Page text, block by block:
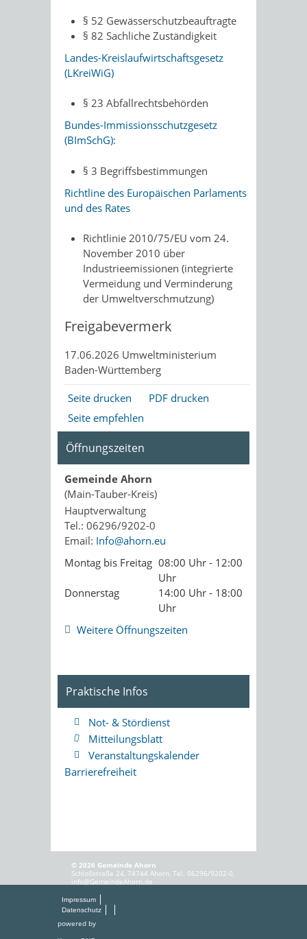
§ 52 Gewässerschutzbeauftragte
§ 82 Sachliche Zuständigkeit
Landes-Kreislaufwirtschaftsgesetz
(LKreiWiG)
§ 23 Abfallrechtsbehörden
Bundes-Immissionsschutzgesetz
(BImSchG):
§ 3 Begriffsbestimmungen
Richtline des Europäischen Parlaments
und des Rates
Richtlinie 2010/75/EU vom 24.
November 2010 über
Industrieemissionen (integrierte
Vermeidung und Verminderung
der Umweltverschmutzung)
Freigabevermerk
17.06.2026 Umweltministerium
Baden-Württemberg
Seite drucken
PDF drucken
Seite empfehlen
Öffnungszeiten
Gemeinde Ahorn
(Main-Tauber-Kreis)
Hauptverwaltung
Tel.: 06296/9202-0
Email: Info@ahorn.eu
Montag bis Freitag 08:00 Uhr - 12:00
Uhr
Donnerstag
14:00 Uhr - 18:00
Uhr
Weitere Öffnungszeiten
Praktische Infos
Not- & Stördienst
Mitteilungsblatt
Veranstaltungskalender
Barrierefreiheit
© 2026 Gemeinde Ahorn
Schloßstraße 24, 74744 Ahorn, Tel. 06296/9202-0,
info@GemeindeAhorn.de
Impressum
Datenschutz
powered by